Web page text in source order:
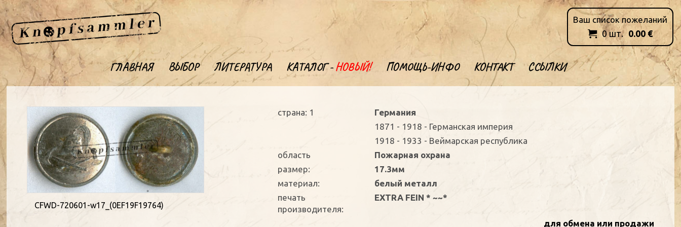
ГЛАВНАЯ ВЫБОР ЛИТЕРАТУРА КАТАЛОГ -НОВЫЙ! ПОМОЩЬ-ИНФО КОНТАКТ ССЫЛКИ
Ваш список пожеланий
 0шт. 0.00 €
CFWD-720601-w17_(0EF19F19764)
страна: 1
Германия
1871 - 1918 - Германская империя
1918 - 1933 - Веймарская республика
oбласть
Пожарная охрана
размер:
17.3мм
материал:
белый металл
печать
производителя:
EXTRA FEIN * ~~*
для обмена или продажи